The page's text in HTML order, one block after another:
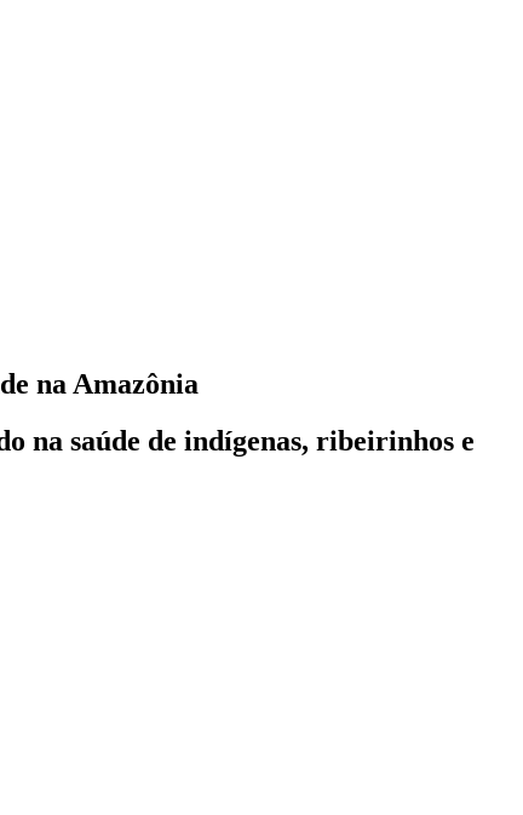
na Amazônia
na saúde de indígenas, ribeirinhos e